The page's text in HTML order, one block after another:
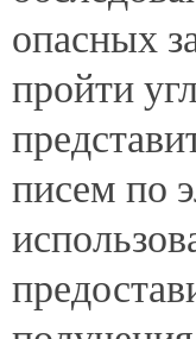
опасных
пройти
писем по